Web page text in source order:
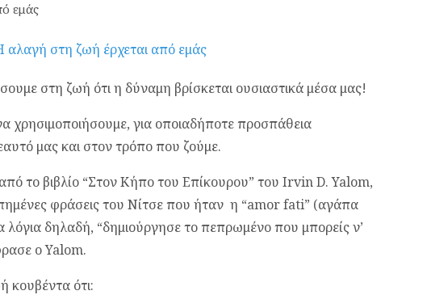
στη ζωή ότι η δύναμη βρίσκεται ουσιαστικά μέσα μας!
χρησιμοποιήσουμε, για οποιαδήποτε προσπάθεια
μας και στον τρόπο που ζούμε.
το βιβλίο “Στον Κήπο του Επίκουρου” του Irvin D. Yalom,
φράσεις του Νίτσε που ήταν η “amor fati” (αγάπα
δηλαδή, “δημιούργησε το πεπρωμένο που μπορείς ν’
ο Yalom.
κουβέντα ότι: